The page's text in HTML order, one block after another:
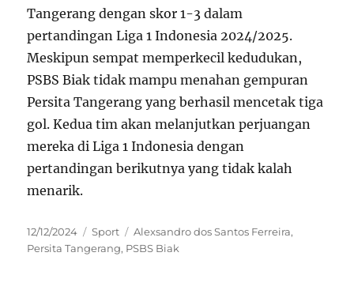
Tangerang dengan skor 1-3 dalam
pertandingan Liga 1 Indonesia 2024/2025.
Meskipun sempat memperkecil kedudukan,
PSBS Biak tidak mampu menahan gempuran
Persita Tangerang yang berhasil mencetak tiga
gol. Kedua tim akan melanjutkan perjuangan
mereka di Liga 1 Indonesia dengan
pertandingan berikutnya yang tidak kalah
menarik.
Posted
on
12/12/2024 Categories
Sport Tags
Alexsandro dos Santos Ferreira,
Persita Tangerang, PSBS Biak